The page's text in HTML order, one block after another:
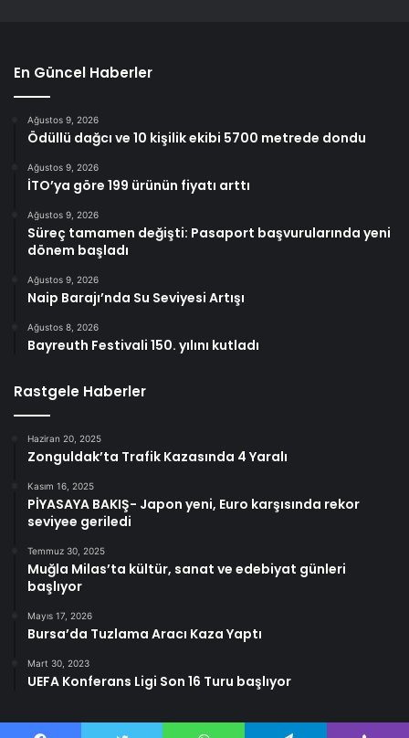
En Güncel Haberler
Ağustos 9, 2026
Ödüllü dağcı ve 10 kişilik ekibi 5700 metrede dondu
Ağustos 9, 2026
İTO’ya göre 199 ürünün fiyatı arttı
Ağustos 9, 2026
Süreç tamamen değişti: Pasaport başvurularında yeni
dönem başladı
Ağustos 9, 2026
Naip Barajı’nda Su Seviyesi Artışı
Ağustos 8, 2026
Bayreuth Festivali 150. yılını kutladı
Rastgele Haberler
Haziran 20, 2025
Zonguldak’ta Trafik Kazasında 4 Yaralı
Kasım 16, 2025
PİYASAYA BAKIŞ- Japon yeni, Euro karşısında rekor
seviyee geriledi
Temmuz 30, 2025
Muğla Milas’ta kültür, sanat ve edebiyat günleri
başlıyor
Mayıs 17, 2026
Bursa’da Tuzlama Aracı Kaza Yaptı
Mart 30, 2023
UEFA Konferans Ligi Son 16 Turu başlıyor